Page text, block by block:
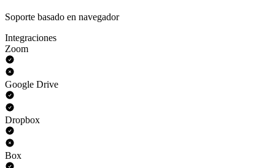
Soporte basado en navegador
Integraciones
Zoom
Google Drive
Dropbox
Box